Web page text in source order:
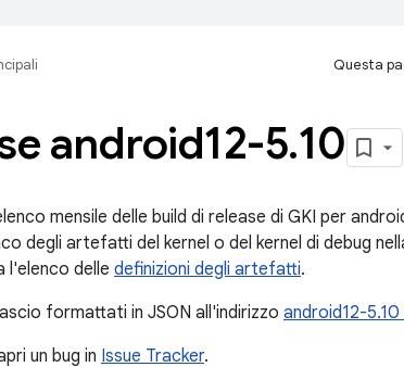
Questa
android12-5.10
mensile delle build di release di GKI per
degli artefatti del kernel o del kernel di debug
l'elenco delle definizioni degli artefatti.
formattati in JSON all'indirizzo android12-5.10
un bug in Issue Tracker.